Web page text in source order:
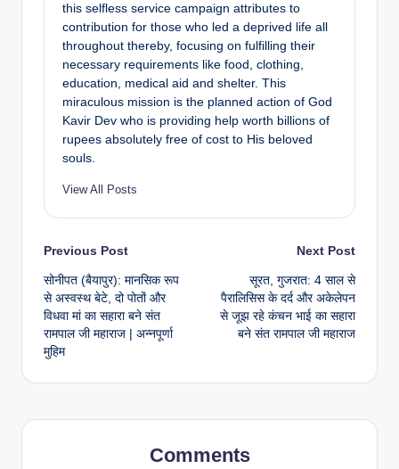
this selfless service campaign attributes to
contribution for those who led a deprived life all
throughout thereby, focusing on fulfilling their
necessary requirements like food, clothing,
education, medical aid and shelter. This
miraculous mission is the planned action of God
Kavir Dev who is providing help worth billions of
rupees absolutely free of cost to His beloved
souls.
View All Posts
Previous Post
सोनीपत (बैयापुर): मानसिक रूप
से अस्वस्थ बेटे, दो पोतों और
विधवा मां का सहारा बने संत
रामपाल जी महाराज | अन्नपूर्णा
मुहिम
Next Post
सूरत, गुजरात: 4 साल से
पैरालिसिस के दर्द और अकेलेपन
से जूझ रहे कंचन भाई का सहारा
बने संत रामपाल जी महाराज
Comments